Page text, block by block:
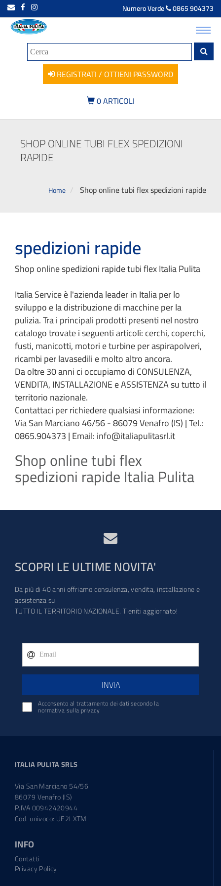
Numero Verde 0865 904373
REGISTRATI / OTTIENI PASSWORD
0ARTICOLI
SHOP ONLINE TUBI FLEX SPEDIZIONI
RAPIDE
Home Shop online tubi flex spedizioni rapide
spedizioni rapide
Shop online spedizioni rapide tubi flex Italia Pulita
Italia Service è l'azienda leader in Italia per lo
sviluppo e la distribuzione di macchine per la
pulizia. Tra i principali prodotti presenti nel nostro
catalogo trovate i seguenti articoli: cerchi, coperchi,
fusti, manicotti, motori e turbine per aspirapolveri,
ricambi per lavasedili e molto altro ancora.
Da oltre 30 anni ci occupiamo di CONSULENZA,
VENDITA, INSTALLAZIONE e ASSISTENZA su tutto il
territorio nazionale.
Contattaci per richiedere qualsiasi informazione:
Via San Marciano 46/56 - 86079 Venafro (IS) | Tel.:
0865.904373 | Email: info@italiapulitasrl.it
Shop online tubi flex
spedizioni rapide Italia Pulita
SCOPRI LE ULTIME NOVITA'
Da più di 40 anni offriamo consulenza, vendita, installazione e
assistenza su
TUTTO IL TERRITORIO NAZIONALE. Tieniti aggiornato!
INVIA
Acconsento al trattamento dei dati secondo la
normativa sulla privacy
ITALIA PULITA SRLS
Via San Marciano 54/56
86079 Venafro (IS)
P.IVA 00942420944
Cod. univoco: UE2LXTM
INFO
Contatti
Privacy Policy